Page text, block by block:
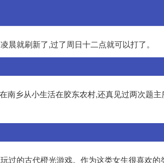
就刷新了,过了周日十二点就可以打了。
南乡从小生活在胶东农村,还真见过两次题主
过的古代橙光游戏。作为这类女生很喜欢的